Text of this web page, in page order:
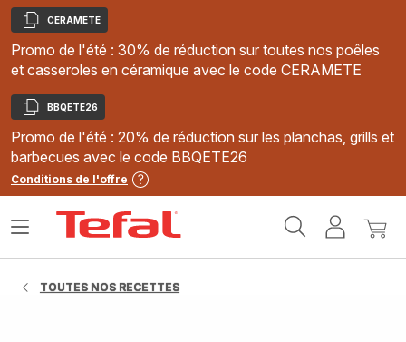
Copier
CERAMETE
Promo de l'été : 30% de réduction sur toutes nos poêles
et casseroles en céramique avec le code CERAMETE
Copier
BBQETE26
Promo de l'été : 20% de réduction sur les planchas, grills et
barbecues avec le code BBQETE26
Conditions de l'offre
MonMon
Ouvrir
TOUTES NOS RECETTES